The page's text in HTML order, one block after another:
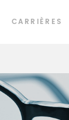
CARRIÈRES